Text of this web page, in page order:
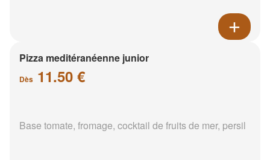
Pizza meditéranéenne junior
Dès 11.50 €
Base tomate, fromage, cocktail de fruits de mer, persil